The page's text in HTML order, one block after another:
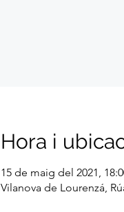
Hora i
15 de maig del 2021,
Vilanova de Lourenzá,